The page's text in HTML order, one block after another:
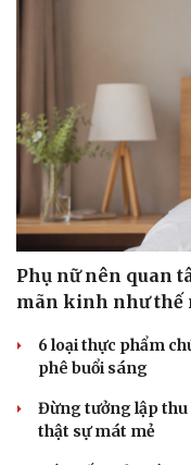
Du lịch
Săn Tour
check-in
Tham khảo bài viết sau
| SmartAds
ĐỜI SỐNG